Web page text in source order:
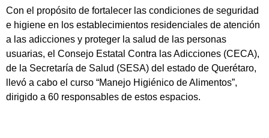
Con el propósito de fortalecer las condiciones de seguridad
e higiene en los establecimientos residenciales de atención
a las adicciones y proteger la salud de las personas
usuarias, el Consejo Estatal Contra las Adicciones (CECA),
de la Secretaría de Salud (SESA) del estado de Querétaro,
llevó a cabo el curso “Manejo Higiénico de Alimentos”,
dirigido a 60 responsables de estos espacios.